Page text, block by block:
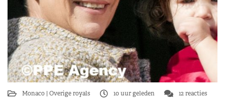
Monaco Overige royals 10 uur geleden 12 reacties